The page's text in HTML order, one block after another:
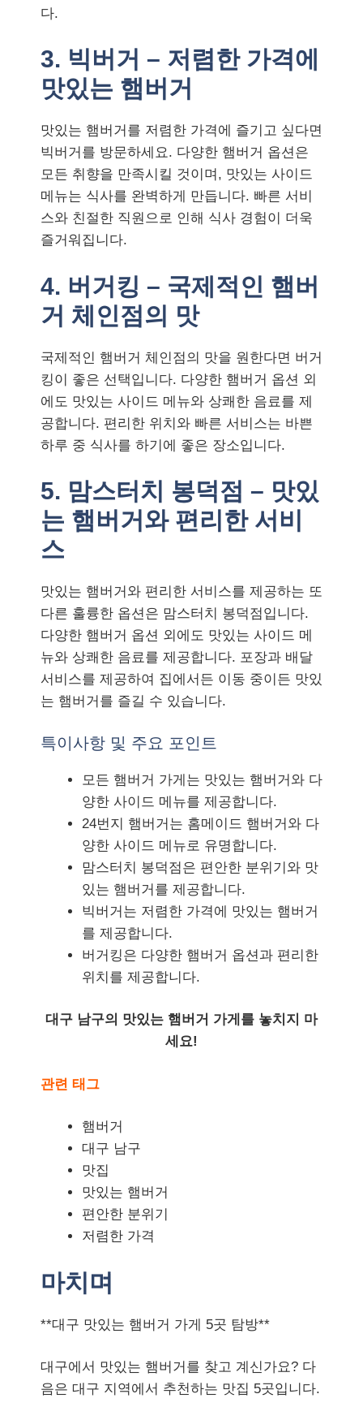
다.
3. 빅버거 – 저렴한 가격에
맛있는 햄버거
맛있는 햄버거를 저렴한 가격에 즐기고 싶다면
빅버거를 방문하세요. 다양한 햄버거 옵션은
모든 취향을 만족시킬 것이며, 맛있는 사이드
메뉴는 식사를 완벽하게 만듭니다. 빠른 서비
스와 친절한 직원으로 인해 식사 경험이 더욱
즐거워집니다.
4. 버거킹 – 국제적인 햄버
거 체인점의 맛
국제적인 햄버거 체인점의 맛을 원한다면 버거
킹이 좋은 선택입니다. 다양한 햄버거 옵션 외
에도 맛있는 사이드 메뉴와 상쾌한 음료를 제
공합니다. 편리한 위치와 빠른 서비스는 바쁜
하루 중 식사를 하기에 좋은 장소입니다.
5. 맘스터치 봉덕점 – 맛있
는 햄버거와 편리한 서비
스
맛있는 햄버거와 편리한 서비스를 제공하는 또
다른 훌륭한 옵션은 맘스터치 봉덕점입니다.
다양한 햄버거 옵션 외에도 맛있는 사이드 메
뉴와 상쾌한 음료를 제공합니다. 포장과 배달
서비스를 제공하여 집에서든 이동 중이든 맛있
는 햄버거를 즐길 수 있습니다.
특이사항 및 주요 포인트
모든 햄버거 가게는 맛있는 햄버거와 다
양한 사이드 메뉴를 제공합니다.
24번지 햄버거는 홈메이드 햄버거와 다
양한 사이드 메뉴로 유명합니다.
맘스터치 봉덕점은 편안한 분위기와 맛
있는 햄버거를 제공합니다.
빅버거는 저렴한 가격에 맛있는 햄버거
를 제공합니다.
버거킹은 다양한 햄버거 옵션과 편리한
위치를 제공합니다.
대구 남구의 맛있는 햄버거 가게를 놓치지 마
세요!
관련 태그
햄버거
대구 남구
맛집
맛있는 햄버거
편안한 분위기
저렴한 가격
마치며
**대구 맛있는 햄버거 가게 5곳 탐방**
대구에서 맛있는 햄버거를 찾고 계신가요? 다
음은 대구 지역에서 추천하는 맛집 5곳입니다.